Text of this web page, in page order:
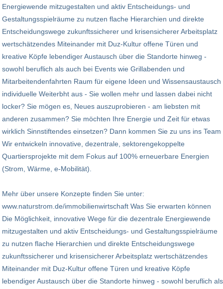
Energiewende mitzugestalten und aktiv Entscheidungs- und
Gestaltungsspielräume zu nutzen flache Hierarchien und direkte
Entscheidungswege zukunftssicherer und krisensicherer Arbeitsplatz
wertschätzendes Miteinander mit Duz-Kultur offene Türen und
kreative Köpfe lebendiger Austausch über die Standorte hinweg -
sowohl beruflich als auch bei Events wie Grillabenden und
Mitarbeitendenfahrten Raum für eigene Ideen und Wissensaustausch
individuelle Weiterbht aus - Sie wollen mehr und lassen dabei nicht
locker? Sie mögen es, Neues auszuprobieren - am liebsten mit
anderen zusammen? Sie möchten Ihre Energie und Zeit für etwas
wirklich Sinnstiftendes einsetzen? Dann kommen Sie zu uns ins Team
Wir entwickeln innovative, dezentrale, sektorengekoppelte
Quartiersprojekte mit dem Fokus auf 100% erneuerbare Energien
(Strom, Wärme, e-Mobilität).
Mehr über unsere Konzepte finden Sie unter:
www.naturstrom.de/immobilienwirtschaft Was Sie erwarten können
Die Möglichkeit, innovative Wege für die dezentrale Energiewende
mitzugestalten und aktiv Entscheidungs- und Gestaltungsspielräume
zu nutzen flache Hierarchien und direkte Entscheidungswege
zukunftssicherer und krisensicherer Arbeitsplatz wertschätzendes
Miteinander mit Duz-Kultur offene Türen und kreative Köpfe
lebendiger Austausch über die Standorte hinweg - sowohl beruflich als